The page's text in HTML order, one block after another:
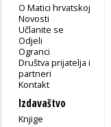
O Matici hrvatskoj
Novosti
Učlanite se
Odjeli
Ogranci
Društva prijatelja i
partneri
Kontakt
Izdavaštvo
Knjige